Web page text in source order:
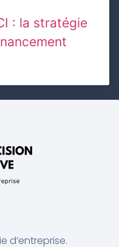
: la stratégie
d’entreprise.